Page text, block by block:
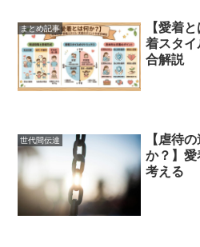
まとめ記事
【愛着
着スタ
合解説
世代間伝達
【虐待
か？】愛
考える